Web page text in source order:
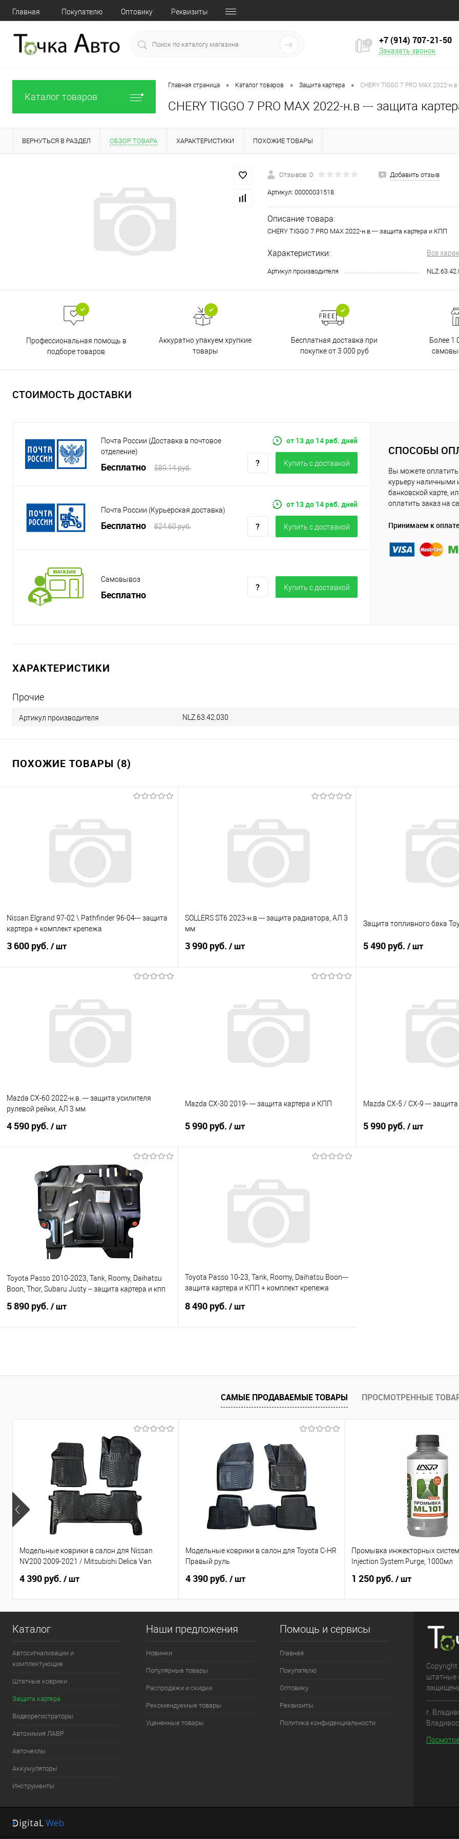
Главная Покупателю Оптовику Реквизиты
+7 (914) 707‒21‒50
Заказать звонок
Каталог товаров
Главная страница • Каталог товаров • Защита картера • CHERY TIGGO 7 PRO MAX 2022-
CHERY TIGGO 7 PRO MAX 2022-н.в --- защита
ВЕРНУТЬСЯ В РАЗДЕЛ ОБЗОР ТОВАРА ХАРАКТЕРИСТИКИ ПОХОЖИЕ ТОВАРЫ
Отзывов: 0 Добавить отзыв
Артикул: 00000031518
Описание товара:
CHERY TIGGO 7 PRO MAX 2022-н.в --- защита картера и КПП
Характеристики: Все
Артикул производителя
Профессиональная помощь в
подборе товаров
Аккуратно упакуем хрупкие
товары
Бесплатная доставка при
покупке от 3 000 руб
Более 1
СТОИМОСТЬ ДОСТАВКИ
Почта России (Доставка в почтовое
отделение)
Бесплатно 589.14 руб.
от 13 до 14 раб. дней
Купить c доставкой
Почта России (Курьерская доставка)
Бесплатно 824.60 руб.
от 13 до 14 раб. дней
Купить c доставкой
Самовывоз
Бесплатно
Купить c доставкой
СПОСОБЫ
Вы можете оплатить
курьеру наличными
банковской карте,
оплатить заказ на
Принимаем к оплате
ХАРАКТЕРИСТИКИ
Прочие
Артикул производителя NLZ.63.42.030
ПОХОЖИЕ ТОВАРЫ (8)
Nissan Elgrand 97-02 \ Pathfinder 96-04--- защита
картера + комплект крепежа
3 600 руб. / шт
Купить в 1 клик
Сравнение
Под заказ
SOLLERS ST6 2023-н.в --- защита радиатора, АЛ 3
мм
3 990 руб. / шт
Купить в 1 клик
Сравнение
Под заказ
Защита топливного бака
5 490 руб. / шт
Купить в 1 клик
Mazda CX-60 2022-н.в. --- защита усилителя
рулевой рейки, АЛ 3 мм
4 590 руб. / шт
В корзину
Купить в 1 клик
Сравнение
В избранное
Под заказ
Mazda CX-30 2019- --- защита картера и КПП
5 990 руб. / шт
Купить в 1 клик
Сравнение
В наличии
Mazda CX-5 / CX-9 --- защита
5 990 руб. / шт
Toyota Passo 2010-2023, Tank, Roomy, Daihatsu
Boon, Thor, Subaru Justy -- защита картера и кпп
5 890 руб. / шт
Купить в 1 клик
Сравнение
Toyota Passo 10-23, Tank, Roomy, Daihatsu Boon---
защита картера и КПП + комплект крепежа
8 490 руб. / шт
Купить в 1 клик
Сравнение
В избранное
В наличии
САМЫЕ ПРОДАВАЕМЫЕ ТОВАРЫ ПРОСМОТРЕННЫЕ
Модельные коврики в салон для Nissan
NV200 2009-2021 / Mitsubishi Delica Van
4 390 руб. / шт
Модельные коврики в салон для Toyota C-HR
Правый руль
4 390 руб. / шт
Промывка инжекторных систем
Injection System Purge, 1000мл
1 250 руб. / шт
Каталог
Автосигнализации и
комплектующие
Штатные коврики
Защита картера
Видеорегистраторы
Автохимия ЛАВР
Авточехлы
Аккумуляторы
Инструменты
Наши предложения
Новинки
Популярные товары
Распродажи и скидки
Рекомендуемые товары
Уцененные товары
Помощь и сервисы
Главная
Покупателю
Оптовику
Реквизиты
Политика конфиденциальности
Copyright
штатные
г.